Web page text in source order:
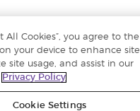
Kundenservice
& Medienzentrum
D. Gary Young Blog
All Cookies”, you agree to the
your device to enhance site
site usage, and assist in our
Privacy Policy
Cookie Settings